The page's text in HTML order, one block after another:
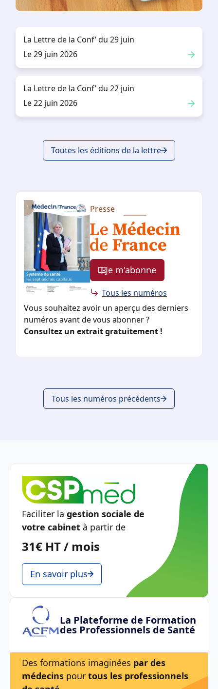
La Lettre de la Conf’ du 29 juin
Le 29 juin 2026
La Lettre de la Conf’ du 22 juin
Le 22 juin 2026
Toutes les éditions de la lettre
Presse
Je m'abonne
Tous les numéros
Vous souhaitez avoir un aperçu des derniers
numéros avant de vous abonner ?
Consultez un extrait gratuitement !
Tous les numéros précédents
Faciliter la gestion sociale de
votre cabinet à partir de
31€ HT / mois
En savoir plus
La Plateforme de Formation
des Professionnels de Santé
Des formations imaginées par des
médecins pour tous les professionnels